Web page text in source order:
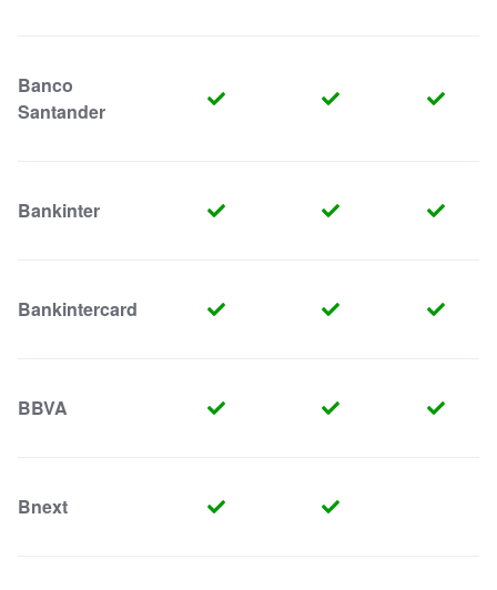
Banco
Santander
Bankinter
Bankintercard
BBVA
Bnext